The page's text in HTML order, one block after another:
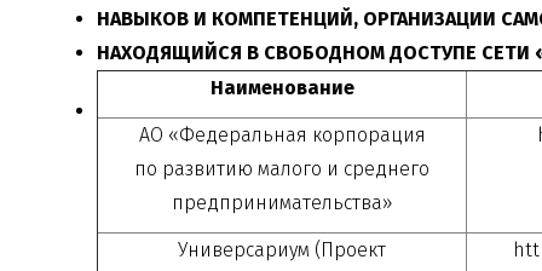
НАВЫКОВ И КОМПЕТЕНЦИЙ, ОРГАНИЗАЦИИ
НАХОДЯЩИЙСЯ В СВОБОДНОМ ДОСТУПЕ СЕТИ
Наименование
АО «Федеральная корпорация
по развитию малого и среднего
предпринимательства»
Универсариум (Проект